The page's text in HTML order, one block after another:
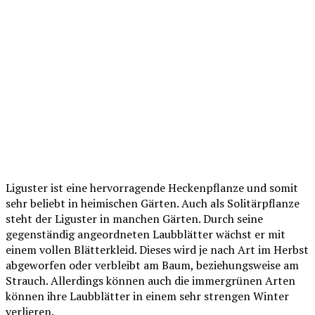
Liguster ist eine hervorragende Heckenpflanze und somit
sehr beliebt in heimischen Gärten. Auch als Solitärpflanze
steht der Liguster in manchen Gärten. Durch seine
gegenständig angeordneten Laubblätter wächst er mit
einem vollen Blätterkleid. Dieses wird je nach Art im Herbst
abgeworfen oder verbleibt am Baum, beziehungsweise am
Strauch. Allerdings können auch die immergrünen Arten
können ihre Laubblätter in einem sehr strengen Winter
verlieren.